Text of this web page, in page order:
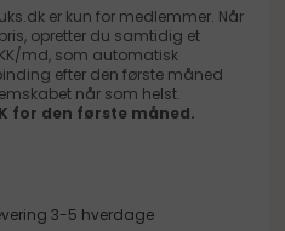
er kun for medlemmer. Når
opretter du samtidig et
md, som automatisk
efter den første måned
når som helst.
for den første måned.
3-5 hverdage